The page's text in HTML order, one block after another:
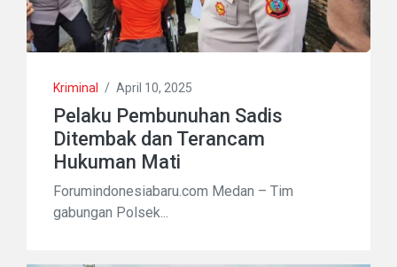
Kriminal / April 10, 2025
Pelaku Pembunuhan Sadis
Ditembak dan Terancam
Hukuman Mati
Forumindonesiabaru.com Medan – Tim
gabungan Polsek...